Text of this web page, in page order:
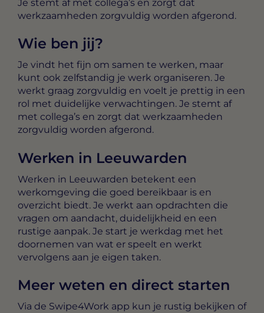
Je stemt af met collega’s en zorgt dat
werkzaamheden zorgvuldig worden afgerond.
Wie ben jij?
Je vindt het fijn om samen te werken, maar
kunt ook zelfstandig je werk organiseren. Je
werkt graag zorgvuldig en voelt je prettig in een
rol met duidelijke verwachtingen. Je stemt af
met collega’s en zorgt dat werkzaamheden
zorgvuldig worden afgerond.
Werken in Leeuwarden
Werken in Leeuwarden betekent een
werkomgeving die goed bereikbaar is en
overzicht biedt. Je werkt aan opdrachten die
vragen om aandacht, duidelijkheid en een
rustige aanpak. Je start je werkdag met het
doornemen van wat er speelt en werkt
vervolgens aan je eigen taken.
Meer weten en direct starten
Via de Swipe4Work app kun je rustig bekijken of